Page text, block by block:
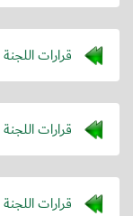
قرارات
قرارات
قرارات